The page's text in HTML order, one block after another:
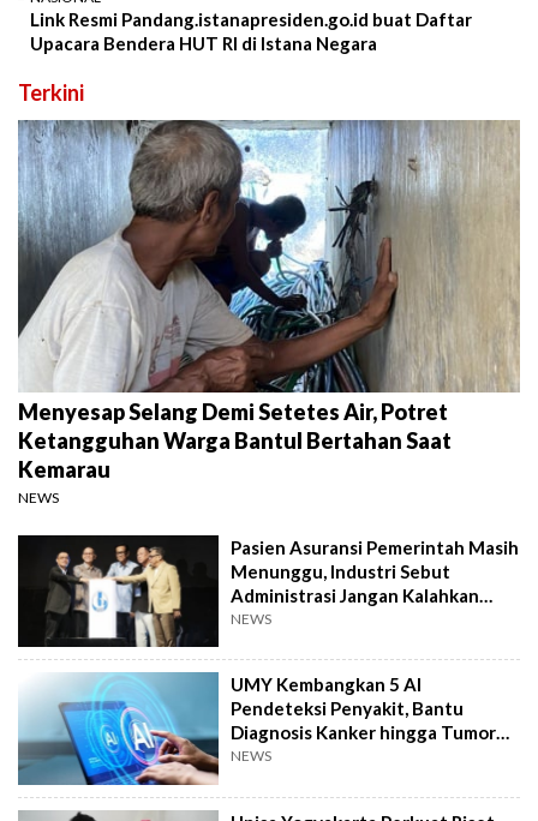
Link Resmi Pandang.istanapresiden.go.id buat Daftar
Upacara Bendera HUT RI di Istana Negara
Terkini
Menyesap Selang Demi Setetes Air, Potret
Ketangguhan Warga Bantul Bertahan Saat
Kemarau
NEWS
Pasien Asuransi Pemerintah Masih
Menunggu, Industri Sebut
Administrasi Jangan Kalahkan
Kemanusiaan
NEWS
UMY Kembangkan 5 AI
Pendeteksi Penyakit, Bantu
Diagnosis Kanker hingga Tumor
Otak Lebih Cepat
NEWS